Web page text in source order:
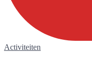
Activiteiten